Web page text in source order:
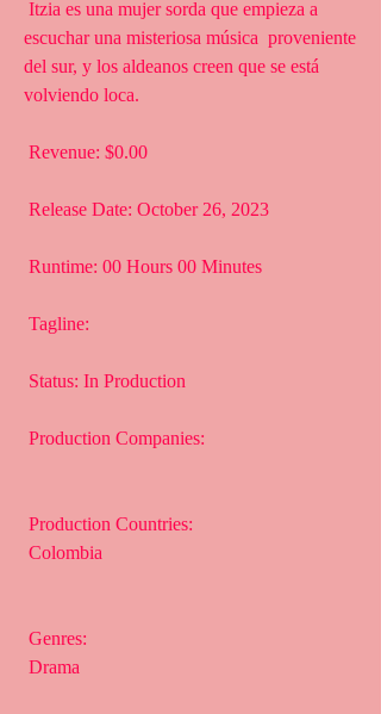
escuchar una misteriosa música  proveniente
del sur, y los aldeanos creen que se está
volviendo loca.
Revenue: $0.00
Release Date: October 26, 2023
Runtime: 00 Hours 00 Minutes
Tagline:
Status: In Production
Production Companies:
Production Countries:
Colombia
Genres:
Drama